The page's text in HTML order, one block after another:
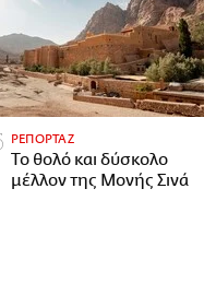
ΡΕΠΟΡΤΑΖ
Το θολό και δύσκολο
μέλλον της Μονής Σινά